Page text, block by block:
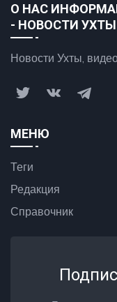
О НАС
- НОВОСТИ УХТЫ
Новости Ухты,
МЕНЮ
Теги
Редакция
Справочник